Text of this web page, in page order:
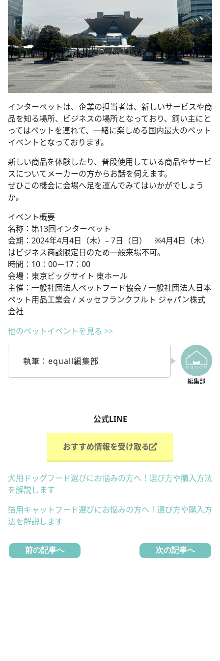
インターペットは、企業の担当者は、新しいサービスや商
品を知る場所、ビジネスの場所となっており、飼い主にと
ってはペットを連れて、一緒に楽しめる国内最大のペット
イベントとなっております。
新しい商品を体験したり、普段使用している商品やサービ
スについてメーカーの方からお話を伺えます。
ぜひこの機会に会場へ足を運んでみてはいかがでしょう
か。
イベント概要
名称：第13回インターペット
会期：2024年4月4日（木）– 7日（日） ※4月4日（木）
はビジネス商談限定日のため一般来場不可。
時間：10：00－17：00
会場：東京ビッグサイト 東ホール
主催：一般社団法人ペットフード協会 / 一般社団法人日本
ペット用品工業会 / メッセフランクフルト ジャパン株式
会社
他のペットイベントを見る >>
執筆：equall編集部
公式LINE
おすすめ情報を受け取る
犬用ドッグフード選びにお悩みの方へ！選び方や購入方法
を解説します
猫用キャットフード選びにお悩みの方へ！選び方や購入方
法を解説します
前の記事へ 次の記事へ